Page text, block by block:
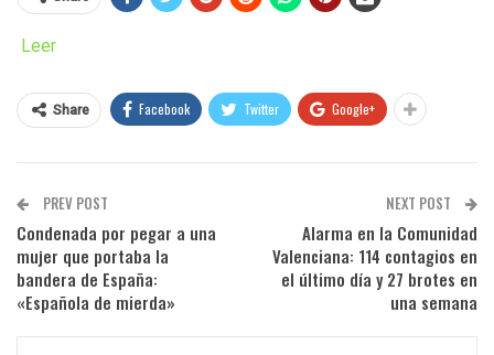
Leer
Share Facebook Twitter Google+
PREV POST
Condenada por pegar a una
mujer que portaba la
bandera de España:
«Española de mierda»
NEXT POST
Alarma en la Comunidad
Valenciana: 114 contagios en
el último día y 27 brotes en
una semana